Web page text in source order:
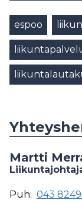
espoo
Martti
Puh: 043